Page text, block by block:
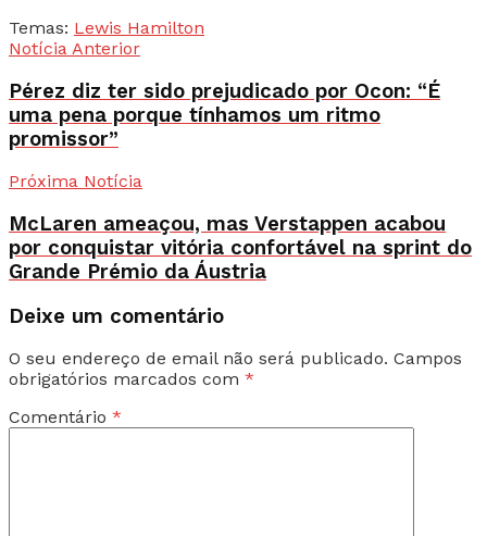
Temas: Lewis Hamilton
Notícia Anterior
Pérez diz ter sido prejudicado por Ocon: “É
uma pena porque tínhamos um ritmo
promissor”
Próxima Notícia
McLaren ameaçou, mas Verstappen acabou
por conquistar vitória confortável na sprint do
Grande Prémio da Áustria
Deixe um comentário
O seu endereço de email não será publicado. Campos
obrigatórios marcados com *
Comentário *